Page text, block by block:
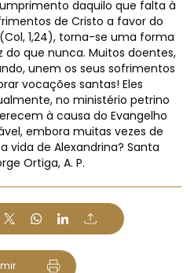
daquilo que falta à
de Cristo a favor do
1,24), torna-se uma forma
que nunca. Muitos doentes,
unem os seus sofrimentos
vocações santas! Eles
no ministério petrino
à causa do Evangelho
embora muitas vezes de
vida de Alexandrina? Santa
Ortiga, A. P.